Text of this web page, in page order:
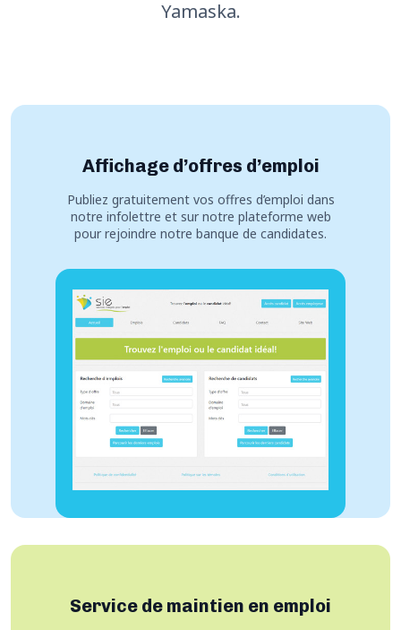
Yamaska.
Affichage d’offres d’emploi
Publiez gratuitement vos offres d’emploi dans
notre infolettre et sur notre plateforme web
pour rejoindre notre banque de candidates.
Service de maintien en emploi